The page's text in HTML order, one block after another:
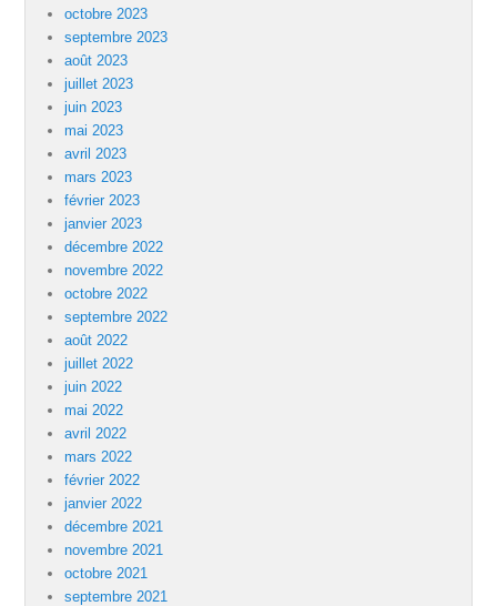
octobre 2023
septembre 2023
août 2023
juillet 2023
juin 2023
mai 2023
avril 2023
mars 2023
février 2023
janvier 2023
décembre 2022
novembre 2022
octobre 2022
septembre 2022
août 2022
juillet 2022
juin 2022
mai 2022
avril 2022
mars 2022
février 2022
janvier 2022
décembre 2021
novembre 2021
octobre 2021
septembre 2021